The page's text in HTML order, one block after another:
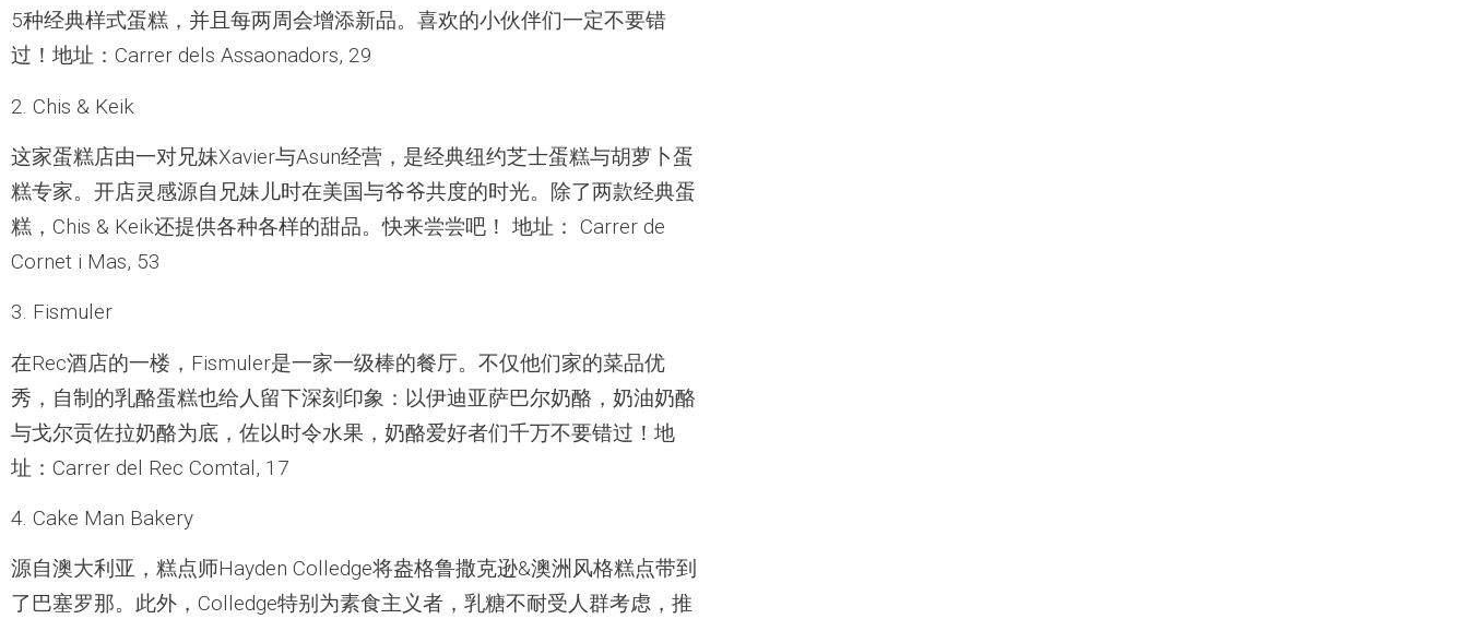
5种经典样式蛋糕，并且每两周会增添新品。喜欢的小伙伴们一定不要错
过！地址：Carrer dels Assaonadors, 29
2. Chis & Keik
这家蛋糕店由一对兄妹Xavier与Asun经营，是经典纽约芝士蛋糕与胡萝卜蛋
糕专家。开店灵感源自兄妹儿时在美国与爷爷共度的时光。除了两款经典蛋
糕，Chis & Keik还提供各种各样的甜品。快来尝尝吧！ 地址： Carrer de
Cornet i Mas, 53
3. Fismuler
在Rec酒店的一楼，Fismuler是一家一级棒的餐厅。不仅他们家的菜品优
秀，自制的乳酪蛋糕也给人留下深刻印象：以伊迪亚萨巴尔奶酪，奶油奶酪
与戈尔贡佐拉奶酪为底，佐以时令水果，奶酪爱好者们千万不要错过！地
址：Carrer del Rec Comtal, 17
4. Cake Man Bakery
源自澳大利亚，糕点师Hayden Colledge将盎格鲁撒克逊&澳洲风格糕点带到
了巴塞罗那。此外，Colledge特别为素食主义者，乳糖不耐受人群考虑，推